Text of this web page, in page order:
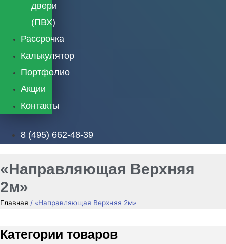
двери
(ПВХ)
Рассрочка
Калькулятор
Портфолио
Акции
Контакты
8 (495) 662-48-39
«Направляющая Верхняя
2м»
Главная / «Направляющая Верхняя 2м»
Категории товаров